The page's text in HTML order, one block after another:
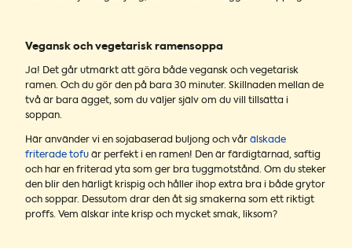
Vegansk och vegetarisk ramensoppa
Ja! Det går utmärkt att göra både vegansk och vegetarisk
ramen. Och du gör den på bara 30 minuter. Skillnaden mellan de
två är bara ägget, som du väljer själv om du vill tillsätta i
soppan.
Här använder vi en sojabaserad buljong och vår älskade
friterade tofu är perfekt i en ramen! Den är färdigtärnad, saftig
och har en friterad yta som ger bra tuggmotstånd. Om du steker
den blir den härligt krispig och håller ihop extra bra i både grytor
och soppar. Dessutom drar den åt sig smakerna som ett riktigt
proffs. Vem älskar inte krisp och mycket smak, liksom?